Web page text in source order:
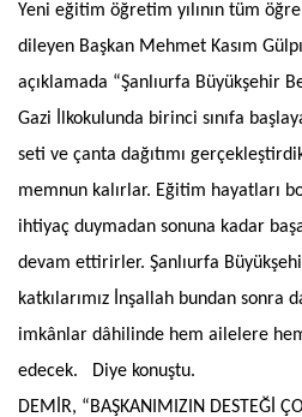
Yeni eğitim öğretim yılının tüm
dileyen Başkan Mehmet Kasım
açıklamada “Şanlıurfa Büyükşehir
Gazi İlkokulunda birinci sınıfa
seti ve çanta dağıtımı
memnun kalırlar. Eğitim hayatları
ihtiyaç duymadan sonuna kadar
devam ettirirler. Şanlıurfa
katkılarımız İnşallah bundan sonra
imkânlar dâhilinde hem ailelere
edecek. Diye konuştu.
DEMİR, “BAŞKANIMIZIN DESTEĞİ